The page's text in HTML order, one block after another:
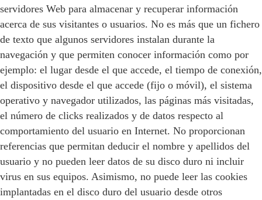
servidores Web para almacenar y recuperar información
acerca de sus visitantes o usuarios. No es más que un fichero
de texto que algunos servidores instalan durante la
navegación y que permiten conocer información como por
ejemplo: el lugar desde el que accede, el tiempo de conexión,
el dispositivo desde el que accede (fijo o móvil), el sistema
operativo y navegador utilizados, las páginas más visitadas,
el número de clicks realizados y de datos respecto al
comportamiento del usuario en Internet. No proporcionan
referencias que permitan deducir el nombre y apellidos del
usuario y no pueden leer datos de su disco duro ni incluir
virus en sus equipos. Asimismo, no puede leer las cookies
implantadas en el disco duro del usuario desde otros